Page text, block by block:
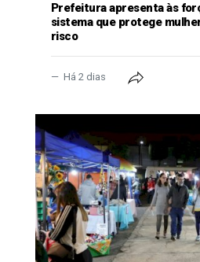
Prefeitura apresenta às
sistema que protege
risco
Há 2 dias